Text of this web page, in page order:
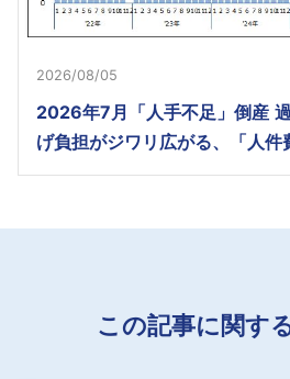
2026/08/05
2026年7月「人手不足」倒産
げ負担がジワリ広がる、「人
この記事に関す